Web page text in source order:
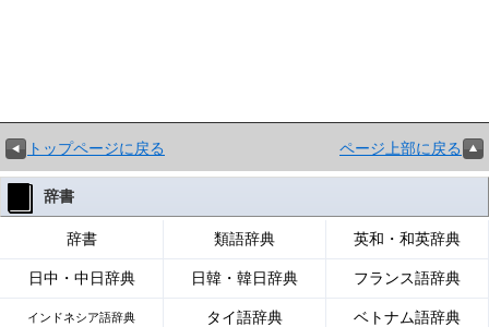
トップページに戻る ページ上部に戻る
辞書
辞書 類語辞典 英和・和英辞典
日中・中日辞典 日韓・韓日辞典 フランス語辞典
インドネシア語辞典 タイ語辞典 ベトナム語辞典